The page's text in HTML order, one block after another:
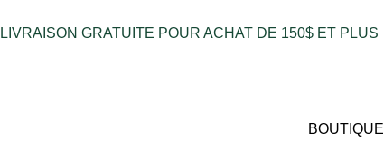
LIVRAISON GRATUITE POUR ACHAT DE 150$ ET PLUS
BOUTIQUE